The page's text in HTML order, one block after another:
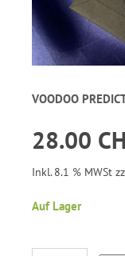
VOODOO
28.00
Inkl. 8.1 % MWSt
Auf Lager